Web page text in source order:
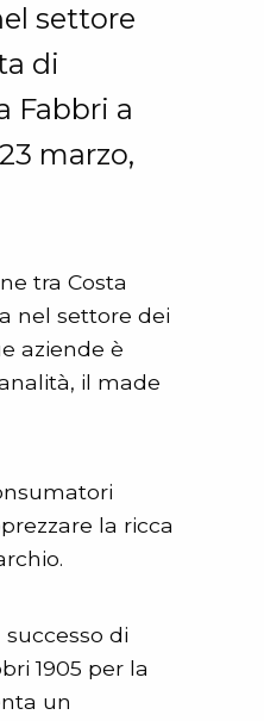
settore
di
Fabbri a
marzo,
tra Costa
nel settore dei
aziende è
il made
la ricca
di
1905 per la
un